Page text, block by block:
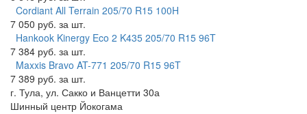
Cordiant All Terrain 205/70 R15 100H
7 050 руб. за шт.
Hankook Kinergy Eco 2 K435 205/70 R15 96T
7 384 руб. за шт.
Maxxis Bravo AT-771 205/70 R15 96T
7 389 руб. за шт.
г. Тула, ул. Сакко и Ванцетти 30а
Шинный центр Йокогама